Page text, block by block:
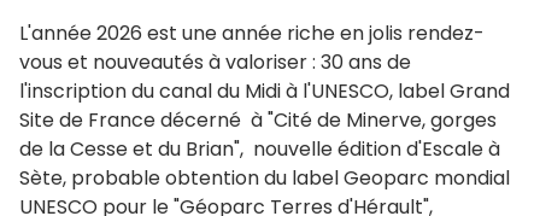
L'année 2026 est une année riche en jolis rendez-
vous et nouveautés à valoriser : 30 ans de
l'inscription du canal du Midi à l'UNESCO, label Grand
Site de France décerné à "Cité de Minerve, gorges
de la Cesse et du Brian", nouvelle édition d'Escale à
Sète, probable obtention du label Geoparc mondial
UNESCO pour le "Géoparc Terres d'Hérault",